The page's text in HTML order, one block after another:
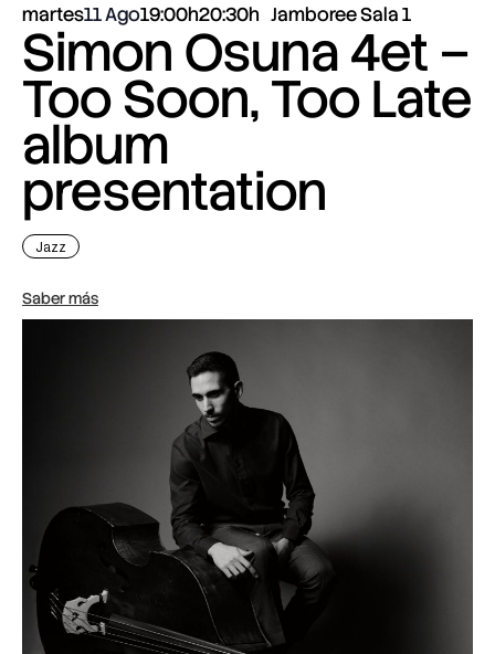
martes11 Ago19:00h20:30h Jamboree Sala 1
Simon Osuna 4et –
Too Soon, Too Late
album
presentation
Jazz
Saber más